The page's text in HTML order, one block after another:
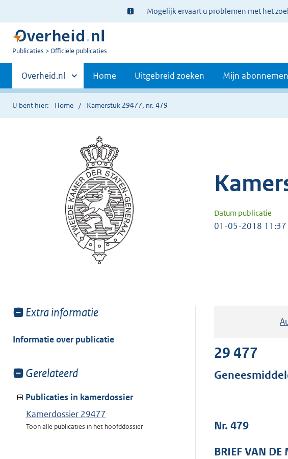
Ter
informatie:
Mogelijk ervaart u problemen met het
U
Publicaties Officiële publicaties
Primaire
navigatie
Andere
sites
binnen
Overheid.nl Home Uitgebreid zoeken Mijn
U bent hier: Home Kamerstuk 29477, nr. 479
Datum publicatie
01-05-2018 11:37
Toon
van:
Extra informatie
Informatie over publicatie
Toon
van:
Gerelateerd
Publicaties in kamerdossier
Kamerdossier 29477
Toon alle publicaties in het hoofddossier
29 477
Nr. 479
BRIEF VAN